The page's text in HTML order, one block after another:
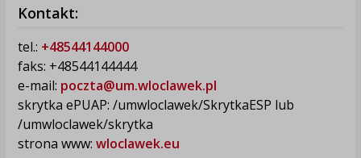
Kontakt:
tel.: +48544144000
faks: +48544144444
e-mail: poczta@um.wloclawek.pl
skrytka ePUAP: /umwloclawek/SkrytkaESP lub
/umwloclawek/skrytka
strona www: wloclawek.eu